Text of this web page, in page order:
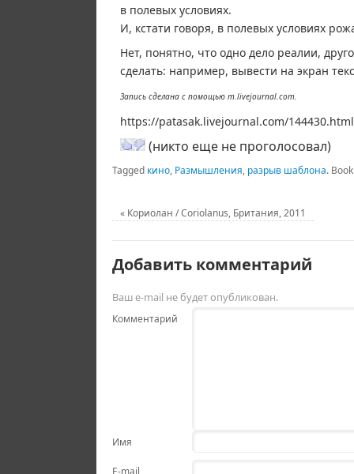
в полевых условиях.
И, кстати говоря, в полевых условиях
Нет, понятно, что одно дело реалии,
сделать: например, вывести на экран
Запись сделана с помощью m.livejournal.com.
https://patasak.livejournal.com/144430.html
(никто еще не проголосовал)
Tagged кино, Размышления, разрыв шаблона.
« Кориолан / Coriolanus, Британия, 2011
Добавить комментарий
Ваш e-mail не будет опубликован.
Комментарий
Имя